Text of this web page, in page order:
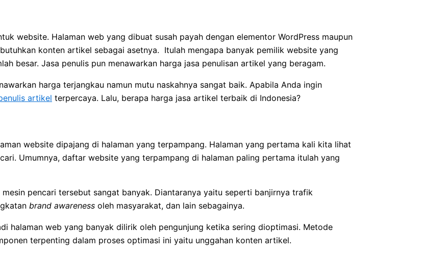
website. Halaman web yang dibuat susah payah dengan elementor WordPress maupun
konten artikel sebagai asetnya. Itulah mengapa banyak pemilik website yang
besar. Jasa penulis pun menawarkan harga jasa penulisan artikel yang beragam.
harga terjangkau namun mutu naskahnya sangat baik. Apabila Anda ingin
artikel terpercaya. Lalu, berapa harga jasa artikel terbaik di Indonesia?
website dipajang di halaman yang terpampang. Halaman yang pertama kali kita lihat
Umumnya, daftar website yang terpampang di halaman paling pertama itulah yang
pencari tersebut sangat banyak. Diantaranya yaitu seperti banjirnya trafik
brand awareness oleh masyarakat, dan lain sebagainya.
halaman web yang banyak dilirik oleh pengunjung ketika sering dioptimasi. Metode
terpenting dalam proses optimasi ini yaitu unggahan konten artikel.